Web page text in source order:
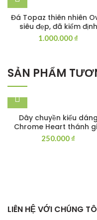
Đá Topaz thiên nhiên
siêu đẹp, đã kiểm định
1.000.000 ₫
SẢN PHẨM
Dây chuyền kiểu dáng
Chrome Heart thánh
250.000 ₫
LIÊN HỆ VỚI CHÚNG